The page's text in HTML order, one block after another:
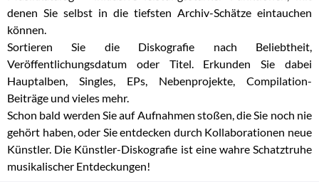
denen Sie selbst in die tiefsten Archiv-Schätze eintauchen
können.
Sortieren Sie die Diskografie nach Beliebtheit,
Veröffentlichungsdatum oder Titel. Erkunden Sie dabei
Hauptalben, Singles, EPs, Nebenprojekte, Compilation-
Beiträge und vieles mehr.
Schon bald werden Sie auf Aufnahmen stoßen, die Sie noch nie
gehört haben, oder Sie entdecken durch Kollaborationen neue
Künstler. Die Künstler-Diskografie ist eine wahre Schatztruhe
musikalischer Entdeckungen!